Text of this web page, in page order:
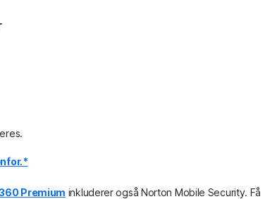
Premium inkluderer også Norton Mobile Security. Få